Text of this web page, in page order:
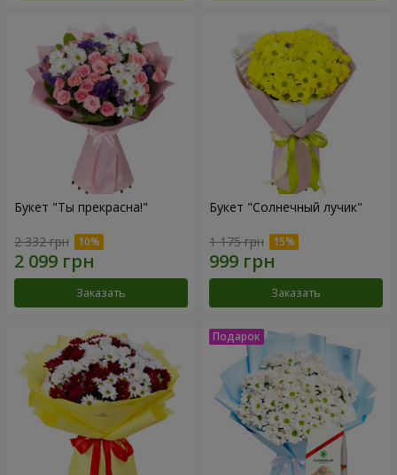
Букет "Ты прекрасна!"
2 332 грн
Заказать
Букет "Солнечный лучик"
1 175 грн
Заказать